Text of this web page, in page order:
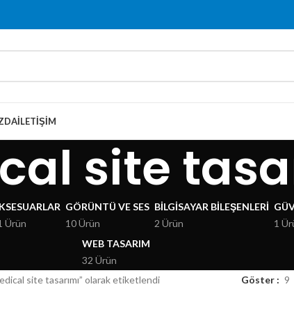
İLETIŞIM
site
Ürün
GÖRÜNTÜ VE SES
10 Ürün
BILGISAYAR BILEŞENLERI
2 Ürün
1
WEB TASARIM
32 Ürün
site tasarımı” olarak etiketlendi Göster 9